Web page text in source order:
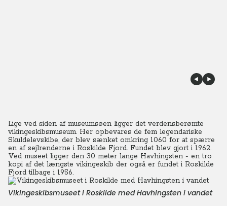
Lige ved siden af museumsøen ligger det verdensberømte
vikingeskibsmuseum. Her opbevares de fem legendariske
Skuldelevskibe, der blev sænket omkring 1060 for at spærre
en af sejlrenderne i Roskilde Fjord. Fundet blev gjort i 1962.
Ved museet ligger den 30 meter lange Havhingsten - en tro
kopi af det længste vikingeskib der også er fundet i Roskilde
Fjord tilbage i 1956.
Vikingeskibsmuseet i Roskilde med Havhingsten i vandet